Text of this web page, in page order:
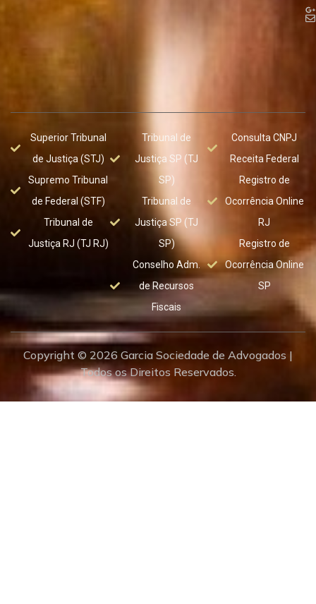
Superior Tribunal
de Justiça (STJ)
Supremo Tribunal
de Federal (STF)
Tribunal de
Justiça RJ (TJ RJ)
Tribunal de
Justiça SP (TJ
SP)
Tribunal de
Justiça SP (TJ
SP)
Conselho Adm.
de Recursos
Fiscais
Consulta CNPJ
Receita Federal
Registro de
Ocorrência Online
RJ
Registro de
Ocorrência Online
SP
Copyright © 2026 Garcia Sociedade de Advogados |
Todos os Direitos Reservados.